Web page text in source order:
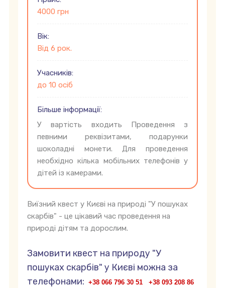
4000 грн
Вік:
Від 6 рок.
Учасників:
до 10 осіб
Більше інформації:
У вартість входить Проведення з
певними реквізитами, подарунки
шоколадні монети. Для проведення
необхідно кілька мобільних телефонів у
дітей із камерами.
Виїзний квест у Києві на природі "У пошуках
скарбів" - це цікавий час проведення на
природі дітям та дорослим.
Замовити квест на природу "У
пошуках скарбів" у Києві можна за
телефонами: +38 066 796 30 51 +38 093 208 86